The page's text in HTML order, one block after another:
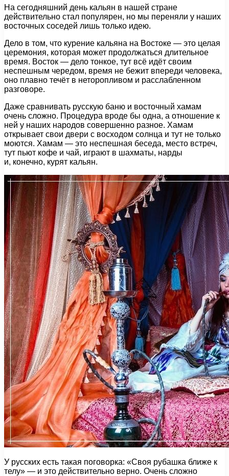
На сегодняшний день кальян в нашей стране
действительно стал популярен, но мы переняли у наших
восточных соседей лишь только идею.
Дело в том, что курение кальяна на Востоке — это целая
церемония, которая может продолжаться длительное
время. Восток — дело тонкое, тут всё идёт своим
неспешным чередом, время не бежит впереди человека,
оно плавно течёт в неторопливом и расслабленном
разговоре.
Даже сравнивать русскую баню и восточный хамам
очень сложно. Процедура вроде бы одна, а отношение к
ней у наших народов совершенно разное. Хамам
открывает свои двери с восходом солнца и тут не только
моются. Хамам — это неспешная беседа, место встреч,
тут пьют кофе и чай, играют в шахматы, нарды
и, конечно, курят кальян.
У русских есть такая поговорка: «Своя рубашка ближе к
телу» — и это действительно верно. Очень сложно